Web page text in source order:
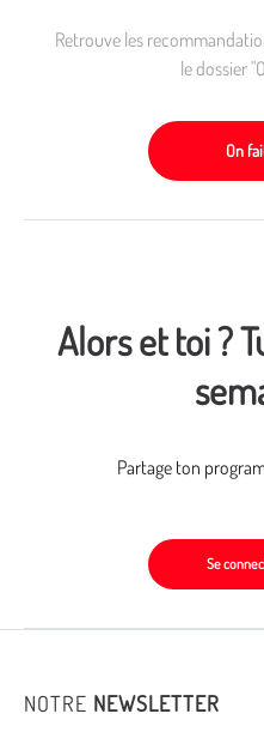
Retrouve les
le dossier
On
Alors et toi ?
Partage ton
Se
NOTRE NEWSLETTER